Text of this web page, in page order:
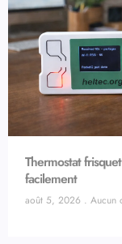
Thermostat
facilement
août 5, 2026 Aucun